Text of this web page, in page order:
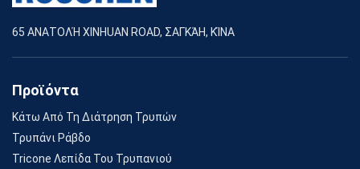
65 ΑΝΑΤΟΛΉ XINHUAN ROAD, ΣΑΓΚΆΗ, ΚΊΝΑ
Προϊόντα
Κάτω Από Τη Διάτρηση Τρυπών
Τρυπάνι Ράβδο
Tricone Λεπίδα Του Τρυπανιού